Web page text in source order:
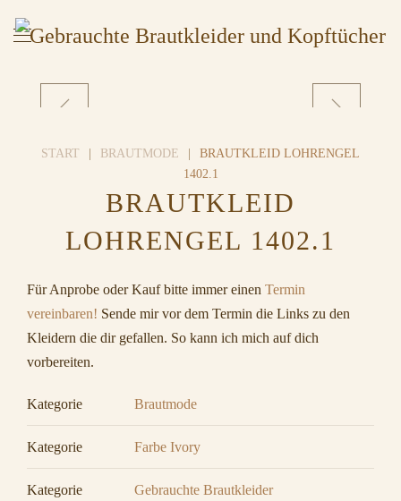
START BRAUTMODE
BRAUTKLEID LOHRENGEL
1402.1
BRAUTKLEID
LOHRENGEL 1402.1
Für Anprobe oder Kauf bitte immer einen Termin
vereinbaren! Sende mir vor dem Termin die Links zu den
Kleidern die dir gefallen. So kann ich mich auf dich
vorbereiten.
Kategorie Brautmode
Kategorie Farbe Ivory
Kategorie Gebrauchte Brautkleider